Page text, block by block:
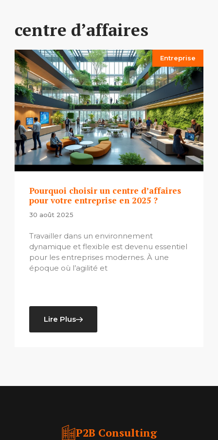
centre d’affaires
Entreprise
Pourquoi choisir un centre d’affaires
pour votre entreprise en 2025 ?
30 août 2025
Travailler dans un environnement
dynamique et flexible est devenu essentiel
pour les entreprises modernes. À une
époque où l’agilité et
Lire Plus
P2B Consulting